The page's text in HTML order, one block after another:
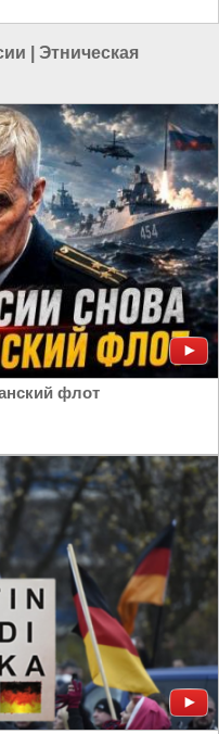
Этническая
флот